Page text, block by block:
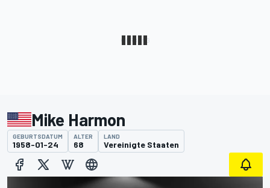
Mike Harmon
GEBURTSDATUM
1958-01-24
ALTER
68
LAND
Vereinigte Staaten